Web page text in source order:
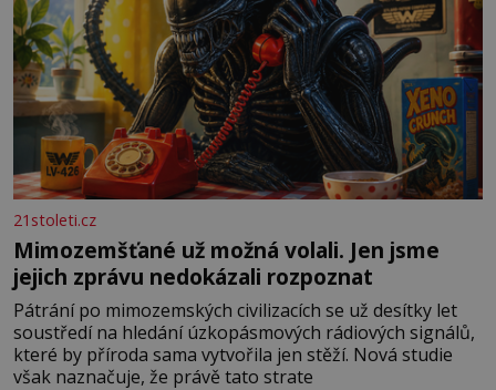
21stoleti.cz
Mimozemšťané už možná volali. Jen jsme
jejich zprávu nedokázali rozpoznat
Pátrání po mimozemských civilizacích se už desítky let
soustředí na hledání úzkopásmových rádiových signálů,
které by příroda sama vytvořila jen stěží. Nová studie
však naznačuje, že právě tato strate